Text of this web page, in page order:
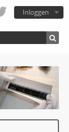
Inloggen